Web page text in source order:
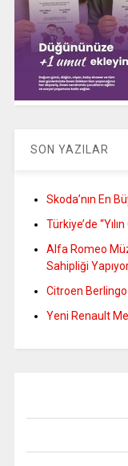
SON YAZILAR
Skoda’nın En
Türkiye’de
Alfa Romeo
Sahipliği
Citroen Berlingo
Yeni Renault